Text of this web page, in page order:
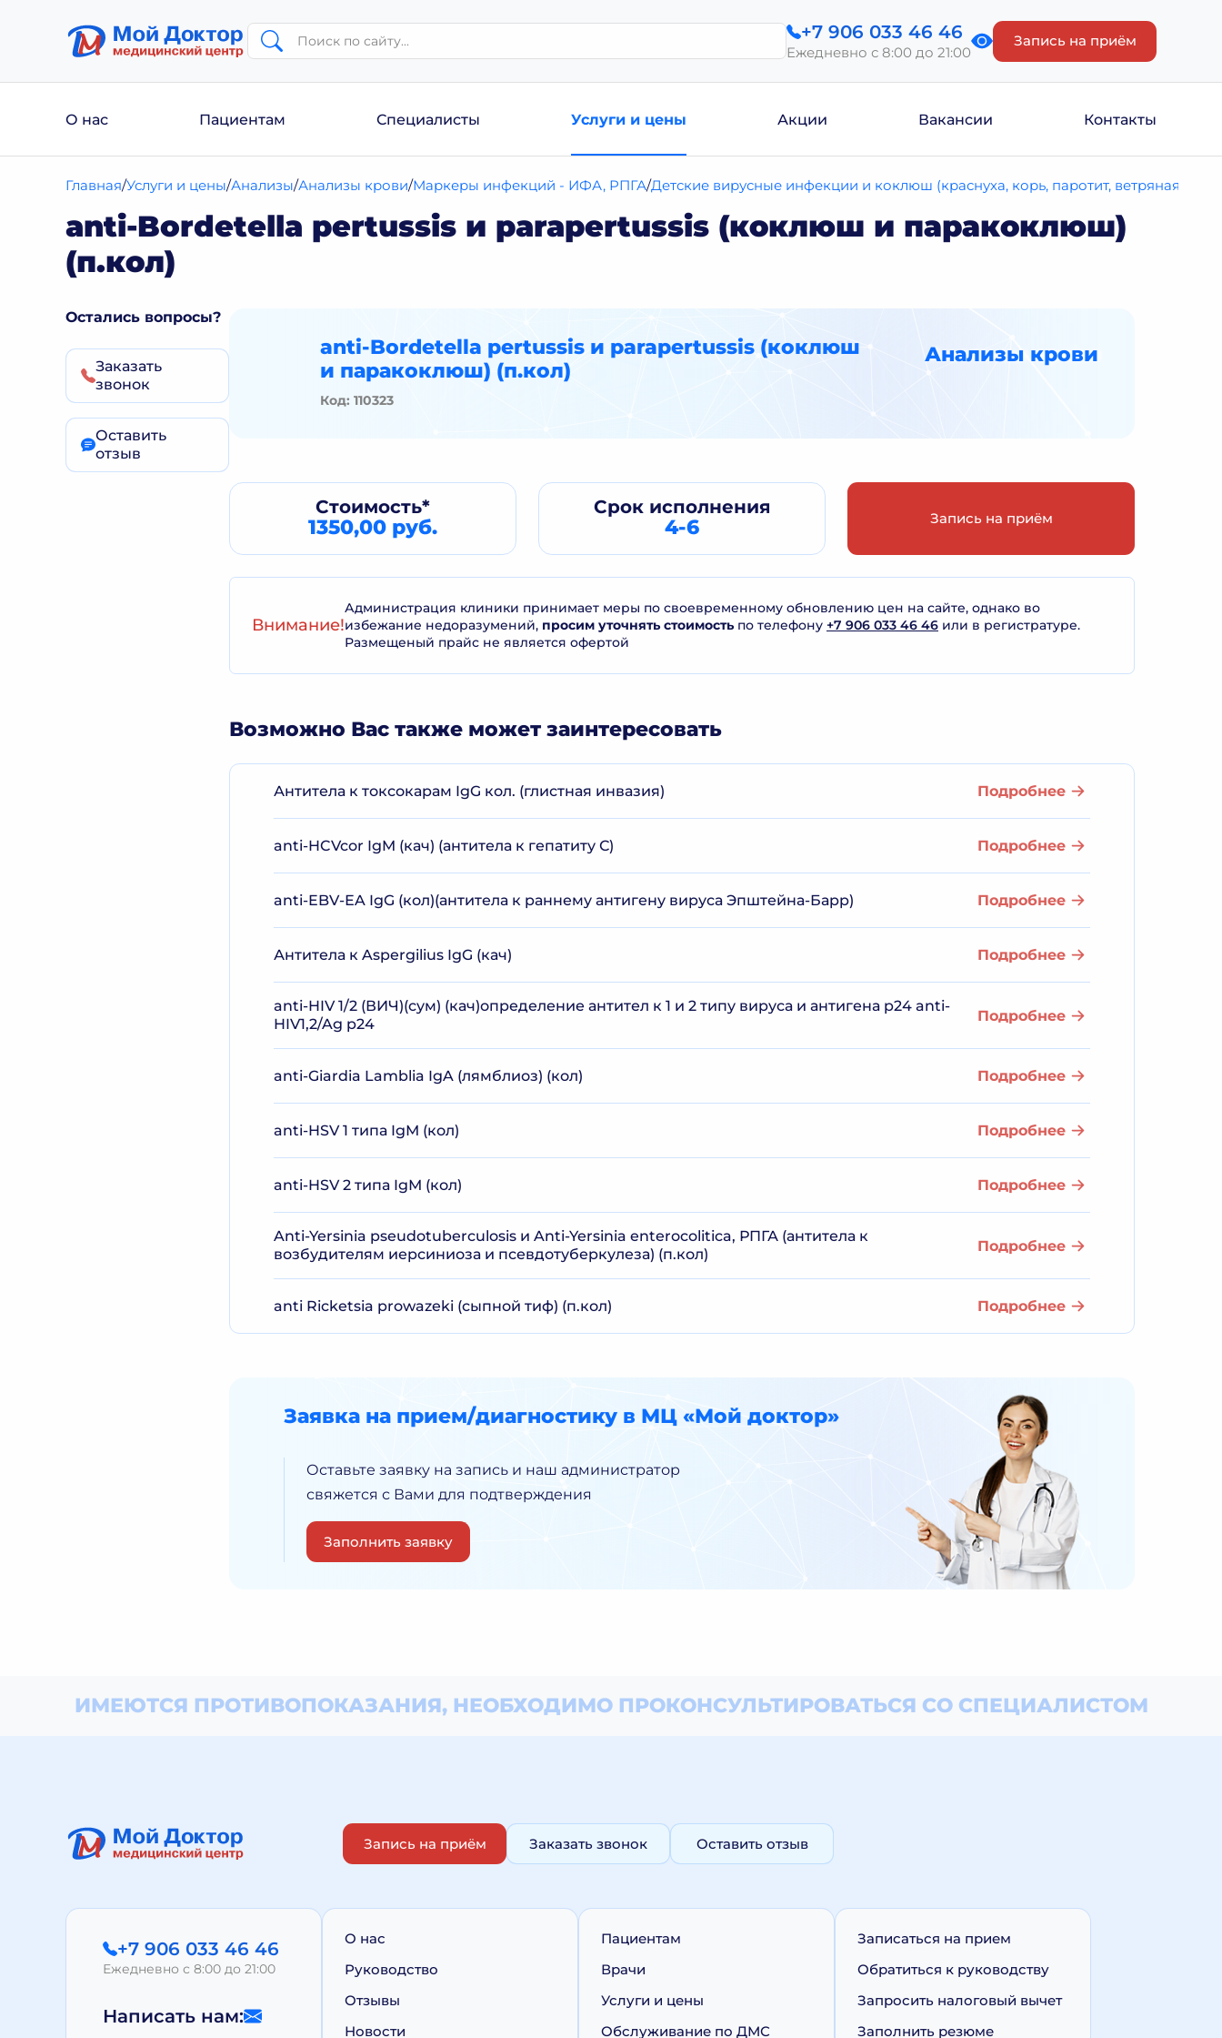
+7 906 033 46 46
Ежедневно с 8:00 до 21:00
Запись на приём
О нас Пациентам Специалисты Услуги и цены Акции Вакансии Контакты
Главная Услуги и цены Анализы Анализы крови Маркеры инфекций - ИФА, РПГА Детские вирусные инфекции и коклюш (краснуха, корь, паротит, ветряная
anti-Bordetella pertussis и parapertussis (коклюш и паракоклюш)
(п.кол)
Остались вопросы?
Заказать
звонок
Оставить
отзыв
anti-Bordetella pertussis и parapertussis (коклюш
и паракоклюш) (п.кол)
Код: 110323
Анализы крови
Стоимость*
1350,00 руб.
Срокисполнения
4-6 Запись на приём
Внимание!
Администрация клиники принимает меры по своевременному обновлению цен на сайте, однако во
избежание недоразумений, просим уточнять стоимостьпо телефону +7 906 033 46 46 или в регистратуре.
Размещеный прайс не является офертой
Возможно Вас также может заинтересовать
Антитела к токсокарам IgG кол. (глистная инвазия) Подробнее
anti-HCVcor IgM (кач) (антитела к гепатиту С) Подробнее
anti-EBV-ЕA IgG (кол)(антитела к раннему антигену вируса Эпштейна-Барр) Подробнее
Антитела к Aspergilius IgG (кач) Подробнее
anti-HIV 1/2 (ВИЧ)(сум) (кач)определение антител к 1 и 2 типу вируса и антигена p24 anti-
HIV1,2/Ag p24
Подробнее
anti-Giardia Lamblia IgA (лямблиоз) (кол) Подробнее
anti-HSV 1 типа IgМ (кол) Подробнее
anti-HSV 2 типа IgМ (кол) Подробнее
Anti-Yersinia pseudotuberculosis и Anti-Yersinia enterocolitica, РПГА (антитела к
возбудителям иерсиниоза и псевдотуберкулеза) (п.кол)
Подробнее
anti Ricketsia prowazeki (сыпной тиф) (п.кол) Подробнее
Заявка на прием/диагностику в МЦ «Мой доктор»
Оставьте заявку на запись и наш администратор
свяжется с Вами для подтверждения
Заполнить заявку
ИМЕЮТСЯ ПРОТИВОПОКАЗАНИЯ, НЕОБХОДИМОПРОКОНСУЛЬТИРОВАТЬСЯ СО СПЕЦИАЛИСТОМ
Запись на приём Заказать звонок Оставить отзыв
+7 906 033 46 46
Ежедневно с 8:00 до 21:00
Написать нам:
О нас
Руководство
Отзывы
Новости
Пациентам
Врачи
Услуги и цены
Обслуживание по ДМС
Записаться на прием
Обратиться к руководству
Запросить налоговый вычет
Заполнить резюме